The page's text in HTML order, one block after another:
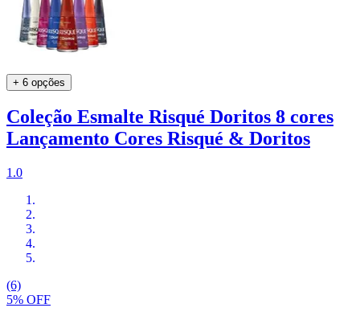
+ 6 opções
Coleção Esmalte Risqué Doritos 8 cores
Lançamento Cores Risqué & Doritos
1.0
(6)
5% OFF